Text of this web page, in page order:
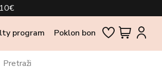
program Poklon bon
OUTLET